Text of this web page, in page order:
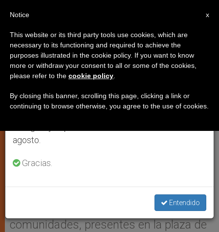
Mensaje de Chiara Lubich,
fundadora de los Focolares, en
nombre de los movimientos
CIUDAD DEL VATICANO, domingo, 4
mensaje que dirigió a Benedicto XVI
Movimiento de los Focolares, en
nombre de los movimientos y
comunidades, presentes en la plaza de
×
Aviso importante
Del 27 de julio al 7 de agosto haremos la pausa
anual, aprovechando que en el periodo de verano
se generan menos informaciones y también el
agosto.
Gracias.
Entendido
x
Notice
This website or its third party tools use cookies, which are
necessary to its functioning and required to achieve the
purposes illustrated in the cookie policy. If you want to know
more or withdraw your consent to all or some of the cookies,
please refer to the cookie policy
By closing this banner, scrolling this page, clicking a link or
continuing to browse otherwise, you agree to the use of cookies.